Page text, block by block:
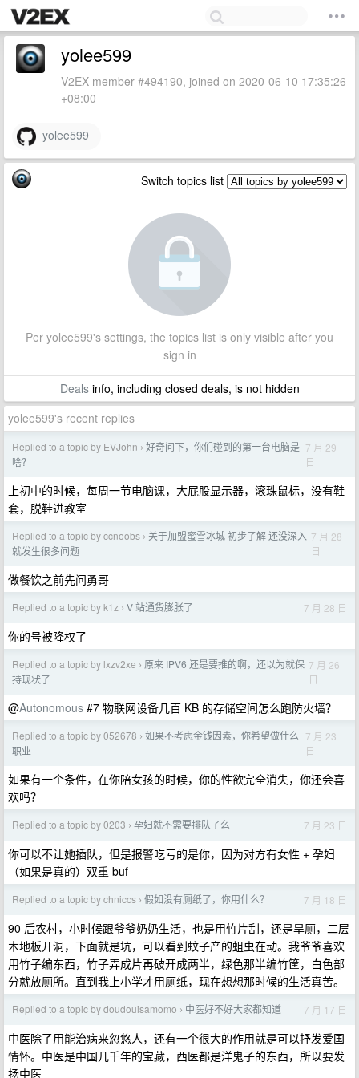
yolee599
V2EX member #494190, joined on 2020-06-10 17:35:26
+08:00
yolee599
Switch topics list
Per yolee599's settings, the topics list is only visible after you
sign in
Dealsinfo, including closed deals, is not hidden
yolee599's recent replies
Replied to a topic by EVJohn › 好奇问下，你们碰到的第一台电脑是
啥？
7 月 29
日
上初中的时候，每周一节电脑课，大屁股显示器，滚珠鼠标，没有鞋
套，脱鞋进教室
Replied to a topic by ccnoobs › 关于加盟蜜雪冰城 初步了解 还没深入
就发生很多问题
7 月 28
日
做餐饮之前先问勇哥
Replied to a topic by k1z › V 站通货膨胀了 7 月 28 日
你的号被降权了
Replied to a topic by lxzv2xe › 原来 IPV6 还是要推的啊，还以为就保
持现状了
7 月 26
日
@Autonomous #7 物联网设备几百 KB 的存储空间怎么跑防火墙？
Replied to a topic by 052678 › 如果不考虑金钱因素，你希望做什么
职业
7 月 23
日
如果有一个条件，在你陪女孩的时候，你的性欲完全消失，你还会喜
欢吗？
Replied to a topic by 0203 › 孕妇就不需要排队了么 7 月 23 日
你可以不让她插队，但是报警吃亏的是你，因为对方有女性 + 孕妇
（如果是真的）双重 buf
Replied to a topic by chniccs › 假如没有厕纸了，你用什么？ 7 月 18 日
90 后农村，小时候跟爷爷奶奶生活，也是用竹片刮，还是旱厕，二层
木地板开洞，下面就是坑，可以看到蚊子产的蛆虫在动。我爷爷喜欢
用竹子编东西，竹子弄成片再破开成两半，绿色那半编竹筐，白色部
分就放厕所。直到我上小学才用厕纸，现在想想那时候的生活真苦。
Replied to a topic by doudouisamomo › 中医好不好大家都知道 7 月 17 日
中医除了用能治病来忽悠人，还有一个很大的作用就是可以抒发爱国
情怀。中医是中国几千年的宝藏，西医都是洋鬼子的东西，所以要发
扬中医